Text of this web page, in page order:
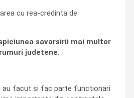
cu rea-credinta de
savarsirii mai multor
judetene.
au facut si fac parte functionari